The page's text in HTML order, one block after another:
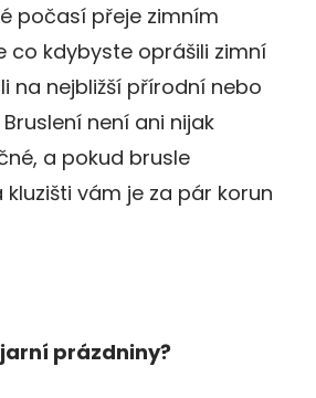
počasí přeje zimním
co kdybyste oprášili zimní
na nejbližší přírodní nebo
není ani nijak
a pokud brusle
vám je za pár korun
prázdniny?